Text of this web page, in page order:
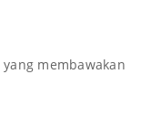
membawakan